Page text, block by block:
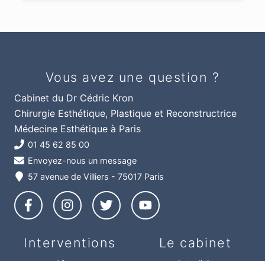
Vous avez une question ?
Cabinet du Dr Cédric Kron
Chirurgie Esthétique, Plastique et Reconstructrice
Médecine Esthétique à Paris
01 45 62 85 00
Envoyez-nous un message
57 avenue de Villiers - 75017 Paris
Interventions Le cabinet